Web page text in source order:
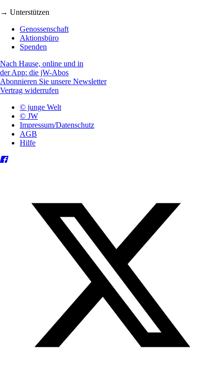
→ Unterstützen
Genossenschaft
Aktionsbüro
Spenden
Nach Hause, online und in
der App: die jW-Abos
Abonnieren Sie unsere Newsletter
Vertrag widerrufen
© junge Welt
© JW
Impressum/Datenschutz
AGB
Hilfe